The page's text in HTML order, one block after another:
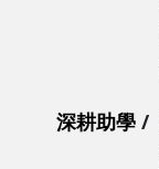
深耕助學